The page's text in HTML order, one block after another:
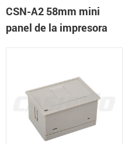
CSN-A2 58mm mini
panel de la impresora